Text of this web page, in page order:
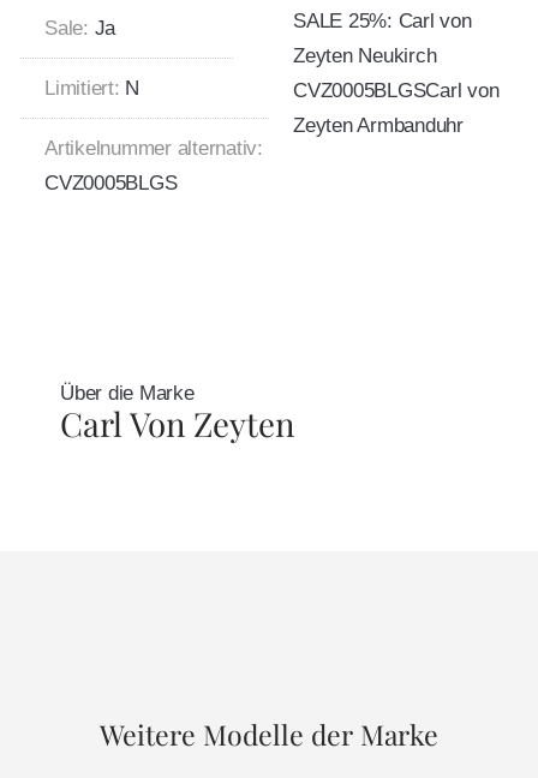
Sale: Ja
Limitiert: N
Artikelnummer alternativ:
CVZ0005BLGS
SALE 25%: Carl von
Zeyten Neukirch
CVZ0005BLGSCarl von
Zeyten Armbanduhr
Über die Marke
Carl Von Zeyten
Weitere Modelle der Marke